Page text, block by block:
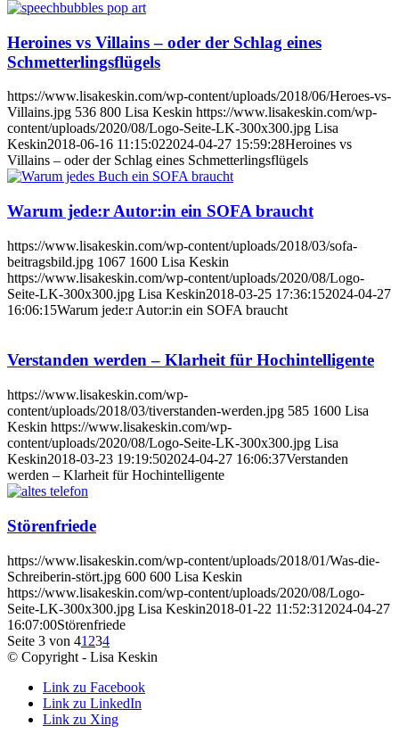
Heroines vs Villains – oder der Schlag eines
Schmetterlingsflügels
https://www.lisakeskin.com/wp-content/uploads/2018/06/Heroes-vs-
Villains.jpg 536 800 Lisa Keskin https://www.lisakeskin.com/wp-
content/uploads/2020/08/Logo-Seite-LK-300x300.jpg Lisa
Keskin2018-06-16 11:15:022024-04-27 15:59:28Heroines vs
Villains – oder der Schlag eines Schmetterlingsflügels
Warum jede:r Autor:in ein SOFA braucht
https://www.lisakeskin.com/wp-content/uploads/2018/03/sofa-
beitragsbild.jpg 1067 1600 Lisa Keskin
https://www.lisakeskin.com/wp-content/uploads/2020/08/Logo-
Seite-LK-300x300.jpg Lisa Keskin2018-03-25 17:36:152024-04-27
16:06:15Warum jede:r Autor:in ein SOFA braucht
Verstanden werden – Klarheit für Hochintelligente
https://www.lisakeskin.com/wp-
content/uploads/2018/03/tiverstanden-werden.jpg 585 1600 Lisa
Keskin https://www.lisakeskin.com/wp-
content/uploads/2020/08/Logo-Seite-LK-300x300.jpg Lisa
Keskin2018-03-23 19:19:502024-04-27 16:06:37Verstanden
werden – Klarheit für Hochintelligente
Störenfriede
https://www.lisakeskin.com/wp-content/uploads/2018/01/Was-die-
Schreiberin-stört.jpg 600 600 Lisa Keskin
https://www.lisakeskin.com/wp-content/uploads/2020/08/Logo-
Seite-LK-300x300.jpg Lisa Keskin2018-01-22 11:52:31 2024-04-27
16:07:00Störenfriede
Seite 3 von 41 234
© Copyright - Lisa Keskin
Link zu Facebook
Link zu LinkedIn
Link zu Xing